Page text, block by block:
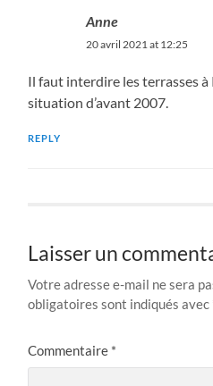
Anne
20 avril 2021 at 12:25
Il faut interdire les terrasses à
situation d’avant 2007.
REPLY
Laisser un
Votre adresse e-mail ne sera
obligatoires sont indiqués avec
Commentaire *